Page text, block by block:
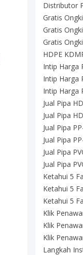
Distributor
Gratis
Gratis
Gratis
HDPE
Intip Harga
Intip Harga
Intip Harga
Jual Pipa
Jual Pipa
Jual Pipa
Jual Pipa
Jual Pipa
Jual Pipa
Ketahui 5
Ketahui 5
Ketahui 5
Klik
Klik
Klik
Langkah